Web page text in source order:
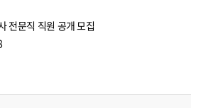
전문직 직원 공개 모집